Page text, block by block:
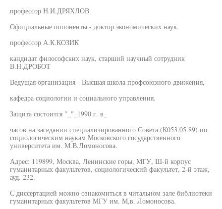
профессор Н.И.ДРЯХЛОВ
Официальные оппоненты - доктор экономических наук,
профессор А.К.КОЗИК
кандидат философских наук, старший научный сотрудник
В.Н.ДРОБОТ
Ведущая организация - Высшая школа профсоюзного движения,
кафедра социологии и социального управления.
Защита состоится "_"_1990 г. в_
часов на заседании специализированного Совета (К053.05.89) по
социологическим наукам Московского государственного
университета им. М.В.Ломоносова.
Адрес: 119899, Москва, Ленинские горы, МГУ, Ш-й корпус
гуманитарных факультетов, социологический факультет, 2-й этаж,
ауд. 232.
С диссертацией можно ознакомиться в читальном зале библиотеки
гуманитарных факультетов МГУ им. М,в. Ломоносова.